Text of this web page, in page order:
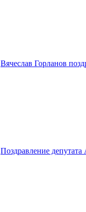
Вячеслав Горланов
Поздравление